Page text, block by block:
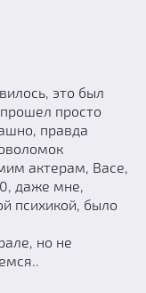
это был
просто
правда
актерам, Васе,
даже мне,
психикой, было
но не